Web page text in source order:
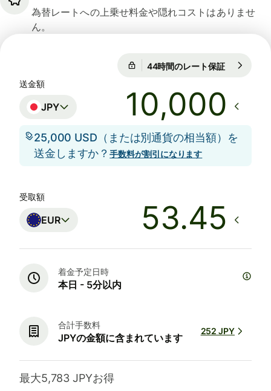
為替レートへの上乗せ料金や隠れコストはありませ
ん。
44時間のレート保証
送金額
JPY
25,000 USD（または別通貨の相当額）を
送金しますか？手数料が割引になります
受取額
EUR
着金予定日時
本日 - 5分以内
合計手数料
JPYの金額に含まれています
252 JPY
最大5,783 JPYお得